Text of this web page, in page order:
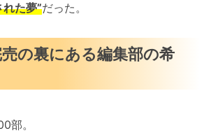
れた夢”だった。
の裏にある編集部の希
部。